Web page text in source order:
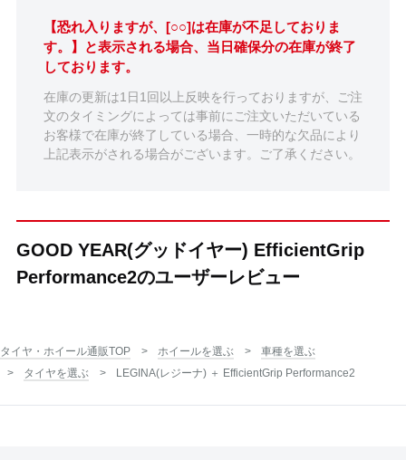
【恐れ入りますが、[○○]は在庫が不足しておりま
す。】と表示される場合、当日確保分の在庫が終了
しております。
在庫の更新は1日1回以上反映を行っておりますが、ご注
文のタイミングによっては事前にご注文いただいている
お客様で在庫が終了している場合、一時的な欠品により
上記表示がされる場合がございます。ご了承ください。
GOOD YEAR(グッドイヤー) EfficientGrip
Performance2のユーザーレビュー
タイヤ・ホイール通販TOP ホイールを選ぶ
車種を選ぶ
タイヤを選ぶ
LEGINA(レジーナ) ＋ EfficientGrip Performance2